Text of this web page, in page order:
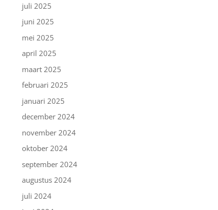
juli 2025
juni 2025
mei 2025
april 2025
maart 2025
februari 2025
januari 2025
december 2024
november 2024
oktober 2024
september 2024
augustus 2024
juli 2024